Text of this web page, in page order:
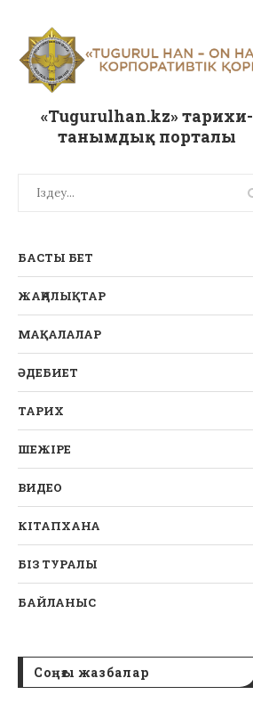
«Tugurulhan.kz» тарихи-
танымдық порталы
БАСТЫ БЕТ
ЖАҢАЛЫҚТАР
МАҚАЛАЛАР
ӘДЕБИЕТ
ТАРИХ
ШЕЖІРЕ
ВИДЕО
КІТАПХАНА
БІЗ ТУРАЛЫ
БАЙЛАНЫС
Соңғы жазбалар